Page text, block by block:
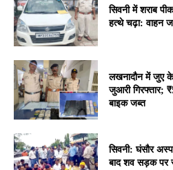
सिवनी में शराब
हत्थे चढ़ा: वाहन
लखनादौन में जुए
जुआरी गिरफ्तार;
बाइक जब्त
सिवनी: घंसौर
बाद शव सड़क पर